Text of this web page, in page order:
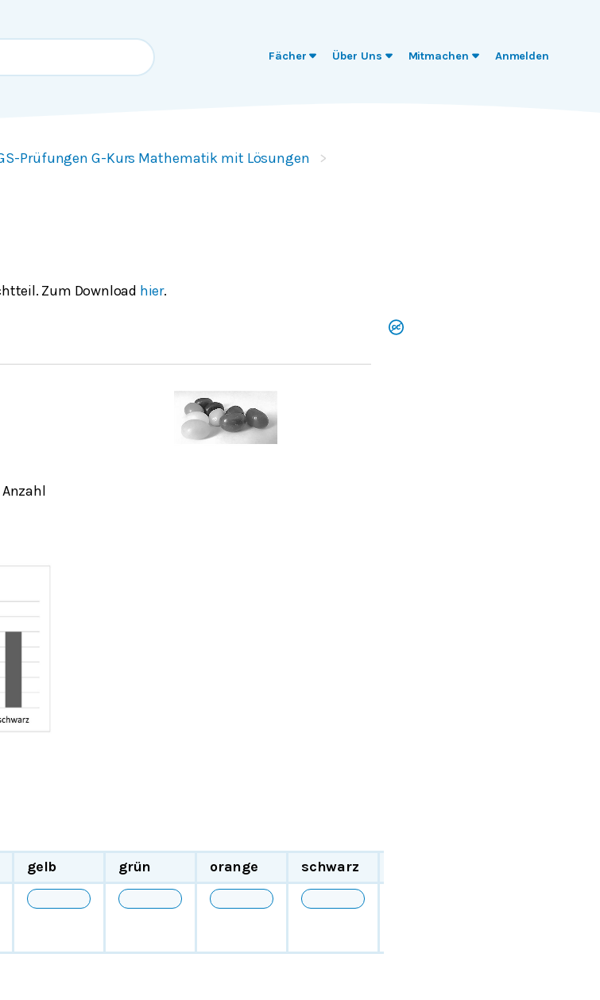
Fächer Über Uns Mitmachen Anmelden
Prüfungen G-Kurs Mathematik mit Lösungen
Zum Download hier.
gelb grün orange schwarz